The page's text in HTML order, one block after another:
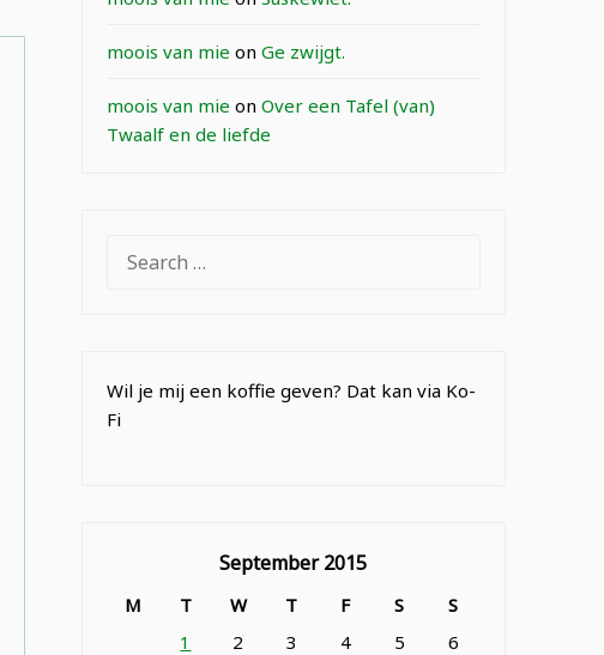
moois van mie on Ge zwijgt.
moois van mie on Over een Tafel (van)
Twaalf en de liefde
FOR:
Wil je mij een koffie geven? Dat kan via Ko-
Fi
September 2015
M T W T F S
S
1
2 3 4 5
6